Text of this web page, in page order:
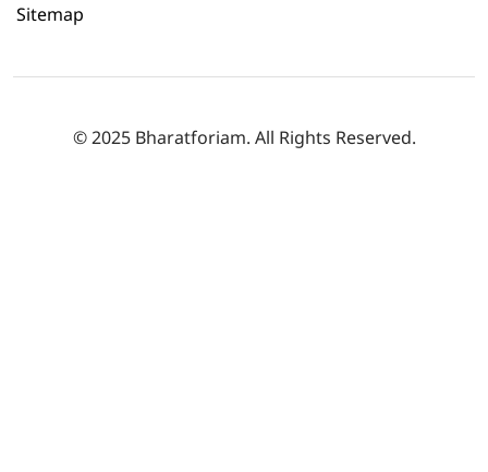
Sitemap
© 2025 Bharatforiam. All Rights Reserved.